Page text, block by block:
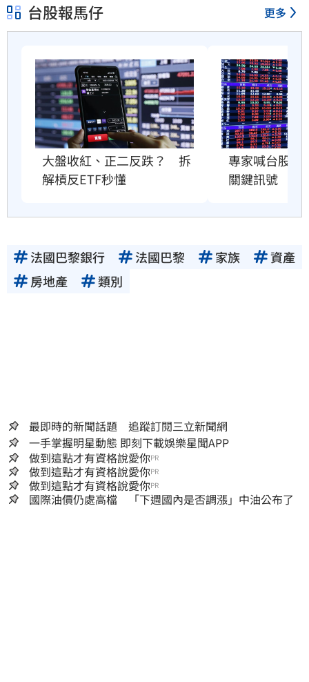
台股報馬仔 更多
大盤收紅、正二反跌？　拆
解槓反ETF秒懂
專家喊台股「
關鍵訊號
法國巴黎銀行 法國巴黎 家族
資產
房地產
類別
最即時的新聞話題 追蹤訂閱三立新聞網
一手掌握明星動態 即刻下載娛樂星聞APP
做到這點才有資格說愛你PR
做到這點才有資格說愛你PR
做到這點才有資格說愛你PR
國際油價仍處高檔 「下週國內是否調漲」中油公布了